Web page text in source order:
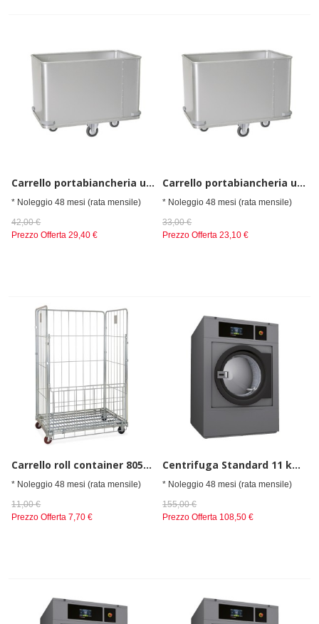
Carrello portabiancheria umida con base piana
* Noleggio 48 mesi (rata mensile)
42,00 €
Prezzo Offerta 29,40 €
Carrello portabiancheria umida con base piana
* Noleggio 48 mesi (rata mensile)
33,00 €
Prezzo Offerta 23,10 €
Carrello roll container 805x1200x1800mm
* Noleggio 48 mesi (rata mensile)
11,00 €
Prezzo Offerta 7,70 €
Centrifuga Standard 11 kg elettrico
* Noleggio 48 mesi (rata mensile)
155,00 €
Prezzo Offerta 108,50 €